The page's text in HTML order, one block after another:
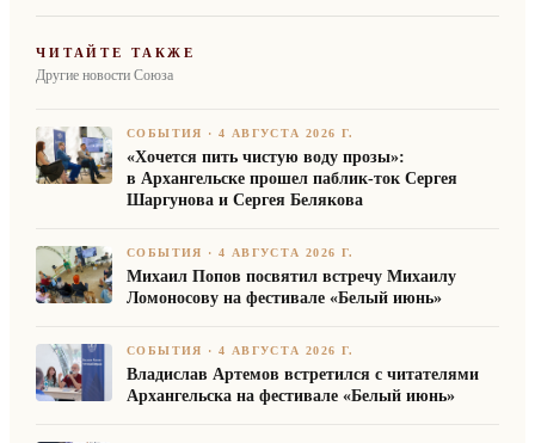
ЧИТАЙТЕ ТАКЖЕ
Другие новости Союза
СОБЫТИЯ ·4 АВГУСТА 2026 Г.
«Хочется пить чистую воду прозы»:
в Архангельске прошел паблик-ток Сергея
Шаргунова и Сергея Белякова
СОБЫТИЯ ·4 АВГУСТА 2026 Г.
Михаил Попов посвятил встречу Михаилу
Ломоносову на фестивале «Белый июнь»
СОБЫТИЯ ·4 АВГУСТА 2026 Г.
Владислав Артемов встретился с читателями
Архангельска на фестивале «Белый июнь»